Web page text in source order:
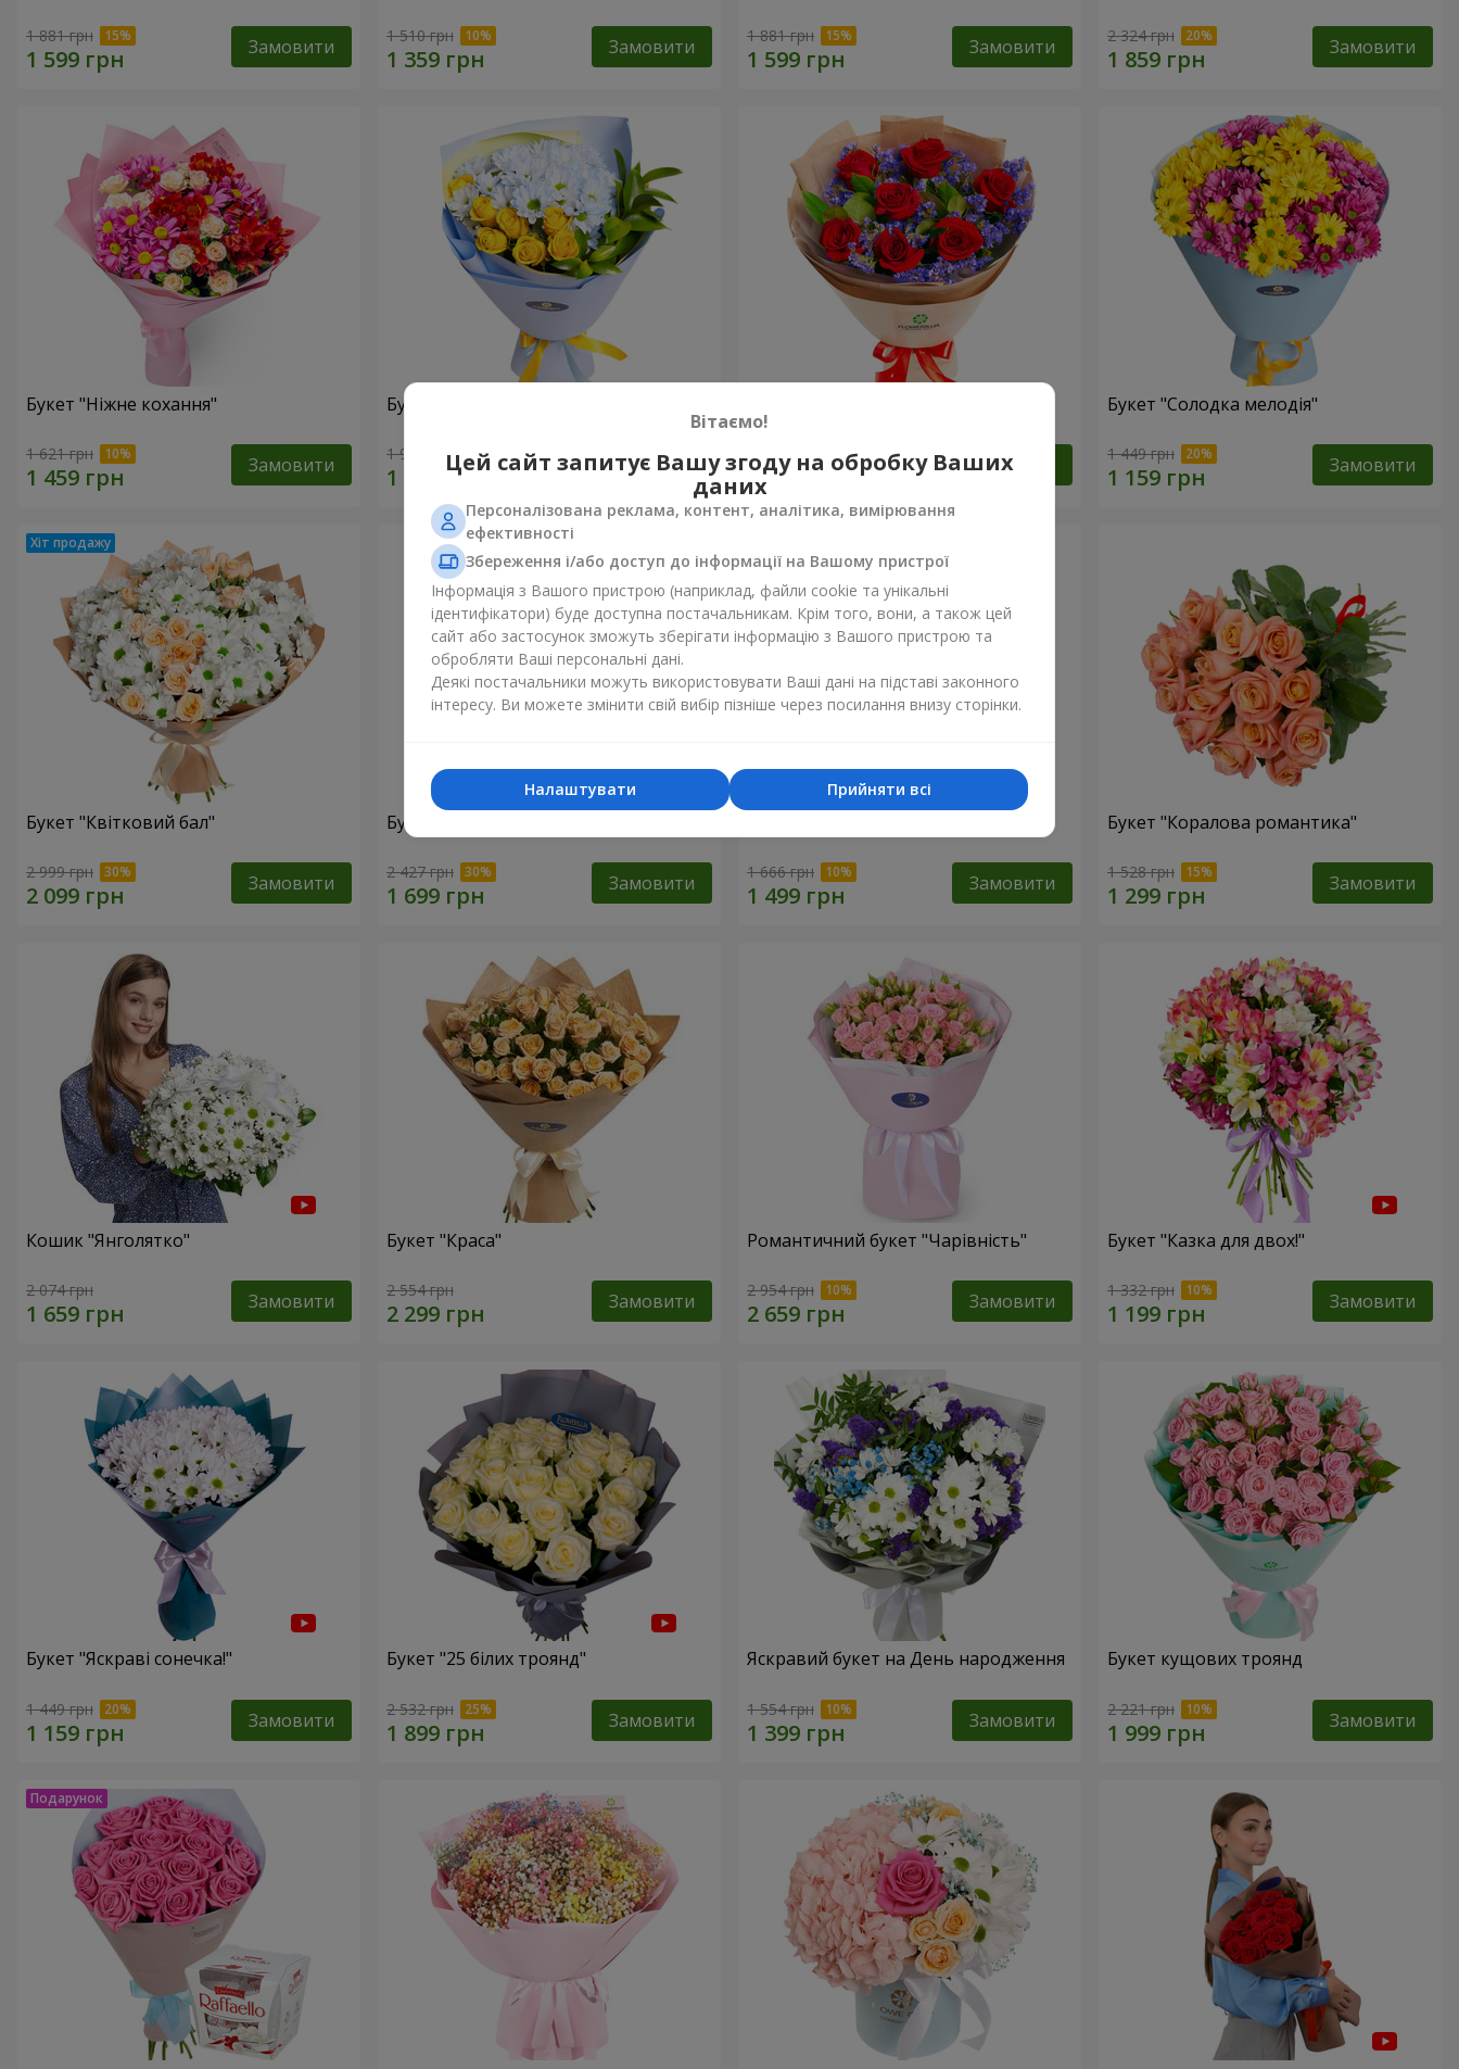
1 881 грн Замовити 1 510 грн Замовити 1 881 грн Замовити 2 324 грн Замовити
Букет "Ніжне кохання"
1 621 грн Замовити
Букет “Казка назавжди”
1 949 грн Замовити 1 856 грн Замовити
Букет "Солодка мелодія"
1 449 грн Замовити
Букет "Квітковий бал"
2 999 грн Замовити
Букет "Світ починається з мами"
2 427 грн Замовити 1 666 грн Замовити
Букет "Коралова романтика"
1 528 грн Замовити
Кошик "Янголятко"
2 074 грн Замовити
Букет "Краса"
2 554 грн Замовити
Романтичний букет "Чарівність"
2 954 грн Замовити
Букет "Казка для двох!"
1 332 грн Замовити
Букет "Яскраві сонечка!"
1 449 грн Замовити
Букет "25 білих троянд"
2 532 грн Замовити
Яскравий букет на День народження
1 554 грн Замовити
Букет кущових троянд
2 221 грн Замовити
Вітаємо!
Цей сайт запитує Вашу згоду на обробку Ваших
даних
Персоналізована реклама, контент, аналітика, вимірювання
ефективності
Збереження і/або доступ до інформації на Вашому пристрої
Інформація з Вашого пристрою (наприклад, файли cookie та унікальні
ідентифікатори) буде доступна постачальникам. Крім того, вони, а також цей
сайт або застосунок зможуть зберігати інформацію з Вашого пристрою та
обробляти Ваші персональні дані.
Деякі постачальники можуть використовувати Ваші дані на підставі законного
інтересу. Ви можете змінити свій вибір пізніше через посилання внизу сторінки.
Прийняти всі
Налаштувати